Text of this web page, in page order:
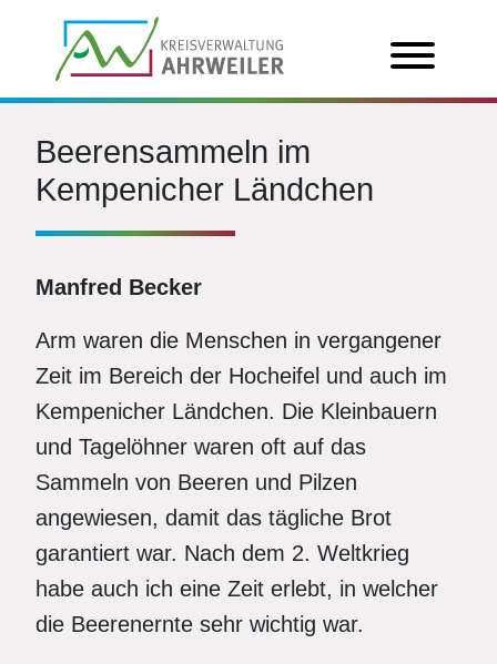
Beerensammeln im
Kempenicher Ländchen
Manfred Becker
Arm waren die Menschen in vergangener
Zeit im Bereich der Hocheifel und auch im
Kempenicher Ländchen. Die Kleinbauern
und Tagelöhner waren oft auf das
Sammeln von Beeren und Pilzen
angewiesen, damit das tägliche Brot
garantiert war. Nach dem 2. Weltkrieg
habe auch ich eine Zeit erlebt, in welcher
die Beerenernte sehr wichtig war.